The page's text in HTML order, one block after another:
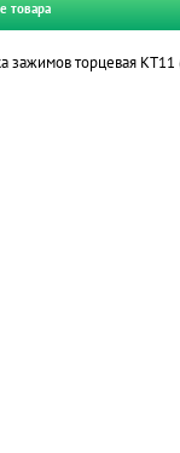
товара
зажимов торцевая